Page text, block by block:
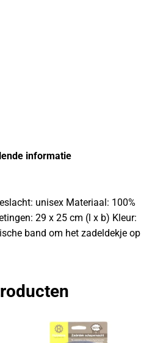
informatie
unisex Materiaal: 100%
29 x 25 cm (l x b) Kleur:
band om het zadeldekje op